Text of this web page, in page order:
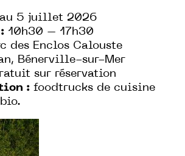
5 juillet 2026
10h30 – 17h30
des Enclos Calouste
Bénerville-sur-Mer
sur réservation
: foodtrucks de cuisine